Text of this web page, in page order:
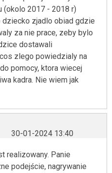
(okolo 2017 - 2018 r)
zjadlo obiad gdzie
za nie prace, zeby bylo
dostawali
zlego powiedzialy na
pomocy, ktora wiecej
kadra. Nie wiem jak
30-01-2024 13:40
realizowany. Panie
podejście, nagrywanie